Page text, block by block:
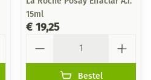
15ml
€ 19,25
Bestel